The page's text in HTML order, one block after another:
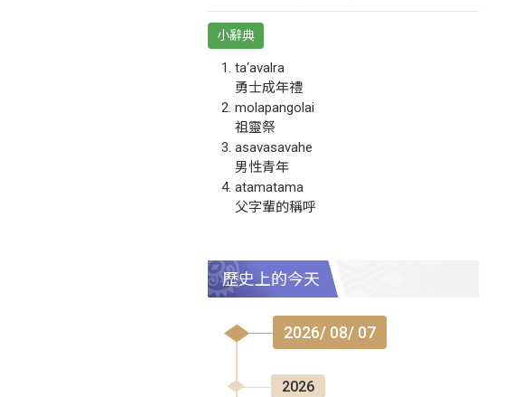
小辭典
ta‘avalra
勇士成年禮
molapangolai
祖靈祭
asavasavahe
男性青年
atamatama
父字輩的稱呼
歷史上的今天
2026/ 08/ 07
2026